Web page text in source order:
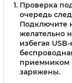
Проверка
очередь
Подключите
желательно
избегая
приемником
заряжены.